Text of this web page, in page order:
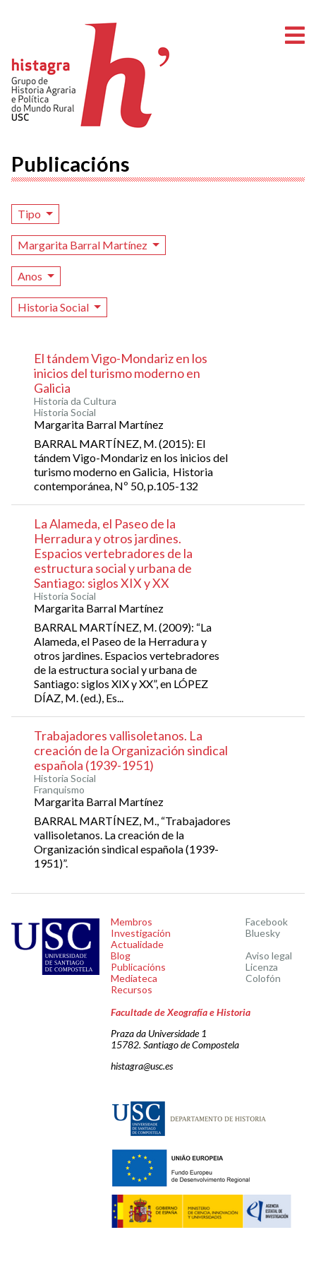
Publicacións
Tipo
Margarita Barral Martínez
Anos
Historia Social
El tándem Vigo-Mondariz en los
inicios del turismo moderno en
Galicia
Historia da Cultura
Historia Social
Margarita Barral Martínez
BARRAL MARTÍNEZ, M. (2015): El
tándem Vigo-Mondariz en los inicios del
turismo moderno en Galicia, Historia
contemporánea, Nº 50, p.105-132
La Alameda, el Paseo de la
Herradura y otros jardines.
Espacios vertebradores de la
estructura social y urbana de
Santiago: siglos XIX y XX
Historia Social
Margarita Barral Martínez
BARRAL MARTÍNEZ, M. (2009): “La
Alameda, el Paseo de la Herradura y
otros jardines. Espacios vertebradores
de la estructura social y urbana de
Santiago: siglos XIX y XX”, en LÓPEZ
DÍAZ, M. (ed.), Es...
Trabajadores vallisoletanos. La
creación de la Organización sindical
española (1939-1951)
Historia Social
Franquismo
Margarita Barral Martínez
BARRAL MARTÍNEZ, M., “Trabajadores
vallisoletanos. La creación de la
Organización sindical española (1939-
1951)”.
Membros
Investigación
Actualidade
Blog
Publicacións
Mediateca
Recursos
Facebook
Bluesky
Aviso legal
Licenza
Colofón
Facultade de Xeografía e Historia
Praza da Universidade 1
15782. Santiago de Compostela
histagra@usc.es